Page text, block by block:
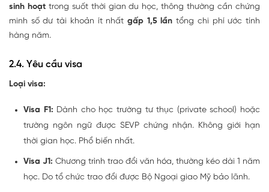
sinh hoạttrong suốt thời gian du học, thông thường cần chứng
minh số dư tài khoản ít nhất gấp 1,5 lần tổng chi phí ước tính
hàng năm.
2.4. Yêu cầu visa
Loại visa:
Visa F1: Dành cho học trường tư thục (private school) hoặc
trường ngôn ngữ được SEVP chứng nhận. Không giới hạn
thời gian học. Phổ biến nhất.
Visa J1: Chương trình trao đổi văn hóa, thường kéo dài 1 năm
học. Do tổ chức trao đổi được Bộ Ngoại giao Mỹ bảo lãnh.